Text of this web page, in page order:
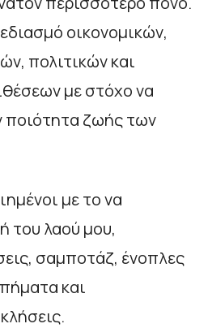
οικονομικών,
πολιτικών και
με στόχο να
ποιότητα ζωής των
με το να
του λαού μου,
σαμποτάζ, ένοπλες
και